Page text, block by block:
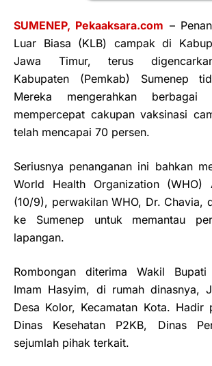
SUMENEP, Pekaaksara.com –
Luar Biasa (KLB) campak di
Jawa Timur, terus
Kabupaten (Pemkab) Sumenep
Mereka mengerahkan berbagai
mempercepat cakupan vaksinasi
telah mencapai 70 persen.
Seriusnya penanganan ini bahkan
World Health Organization (WHO)
(10/9), perwakilan WHO, Dr. Chavia,
ke Sumenep untuk memantau
lapangan.
Rombongan diterima Wakil
Imam Hasyim, di rumah dinasnya,
Desa Kolor, Kecamatan Kota. Hadir
Dinas Kesehatan P2KB, Dinas
sejumlah pihak terkait.